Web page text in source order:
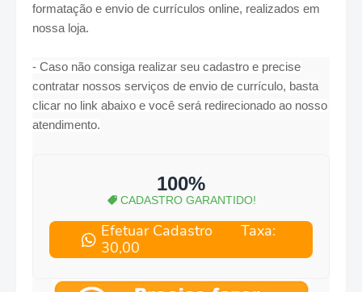
formatação e envio de currículos online, realizados em
nossa loja.
- Caso não consiga realizar seu cadastro e precise
contratar nossos serviços de envio de currículo, basta
clicar no link abaixo e você será redirecionado ao nosso
atendimento.
100%
CADASTRO GARANTIDO!
Efetuar Cadastro Taxa:
30,00